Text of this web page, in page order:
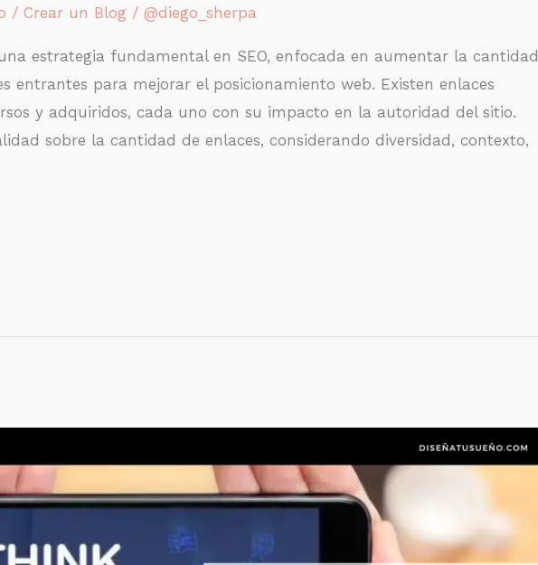
/ Crear un Blog / @diego_sherpa
estrategia fundamental en SEO, enfocada en aumentar la cantidad
entrantes para mejorar el posicionamiento web. Existen enlaces
y adquiridos, cada uno con su impacto en la autoridad del sitio.
sobre la cantidad de enlaces, considerando diversidad, contexto,